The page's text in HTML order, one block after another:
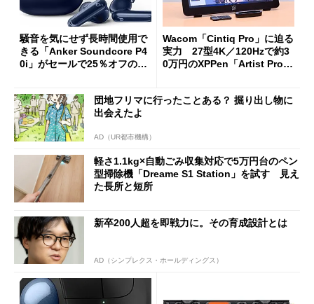
騒音を気にせず長時間使用で
きる「Anker Soundcore P4
0i」がセールで25％オフの59
Wacom「Cintiq Pro」に迫る
実力 27型4K／120Hzで約3
0万円のXPPen「Artist Pro 2
団地フリマに行ったことある？ 掘り出し物に
出会えたよ
AD（UR都市機構）
軽さ1.1kg×自動ごみ収集対応で5万円台のペン
型掃除機「Dreame S1 Station」を試す 見え
た長所と短所
新卒200人超を即戦力に。その育成設計とは
AD（シンプレクス・ホールディングス）